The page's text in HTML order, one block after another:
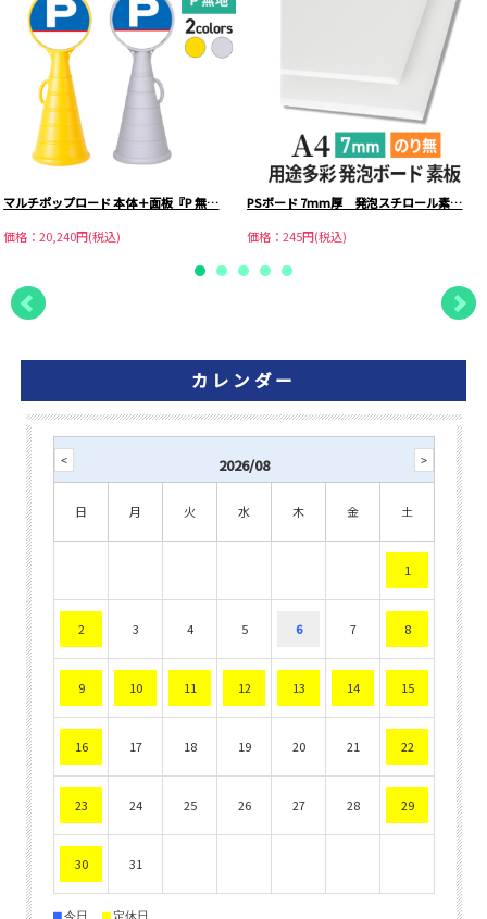
マルチポップロード 本体＋面板『P 無…
価格：20,240円(税込)
PSボード 7mm厚 発泡スチロール素…
価格：245円(税込)
カレンダー